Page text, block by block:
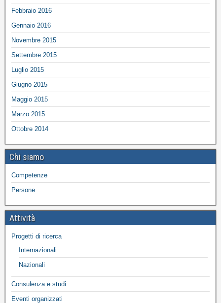
Febbraio 2016
Gennaio 2016
Novembre 2015
Settembre 2015
Luglio 2015
Giugno 2015
Maggio 2015
Marzo 2015
Ottobre 2014
Chi siamo
Competenze
Persone
Attività
Progetti di ricerca
Internazionali
Nazionali
Consulenza e studi
Eventi organizzati